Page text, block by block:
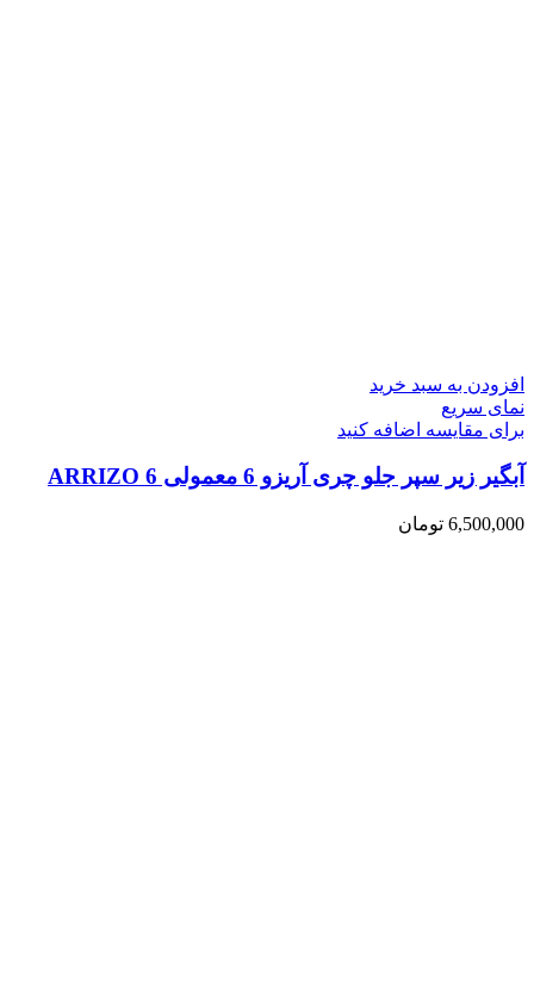
افزودن به سبد خرید
نمای سریع
برای مقایسه اضافه کنید
آبگیر زیر سپر جلو چری آریزو 6 معمولی ARRIZO 6
6,500,000 تومان